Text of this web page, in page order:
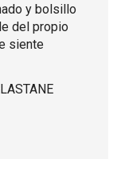
y bolsillo
del propio
siente